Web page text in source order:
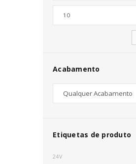
*
Acabamento
Etiquetas de produto
24V